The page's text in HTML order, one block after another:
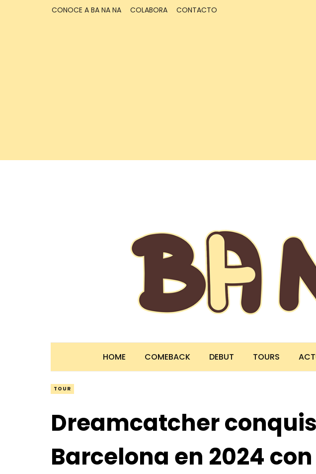
CONOCE A BA NA NA COLABORA CONTACTO
HOME COMEBACK DEBUT TOURS
TOUR
Dreamcatcher
Barcelona en 2024